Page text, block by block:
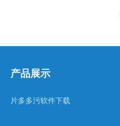
产品展示
片多多污软件下载